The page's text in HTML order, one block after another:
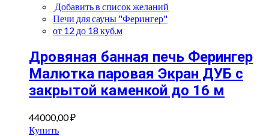
Добавить в список желаний
Печи для сауны "Ферингер"
от 12 до 18 куб.м
Дровяная банная печь Ферингер
Малютка паровая Экран ДУБ с
закрытой каменкой до 16 м
44000,00₽
Купить